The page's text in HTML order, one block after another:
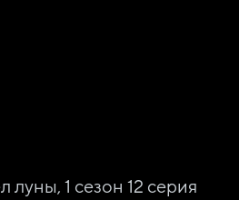
луны, 1 сезон 12 серия